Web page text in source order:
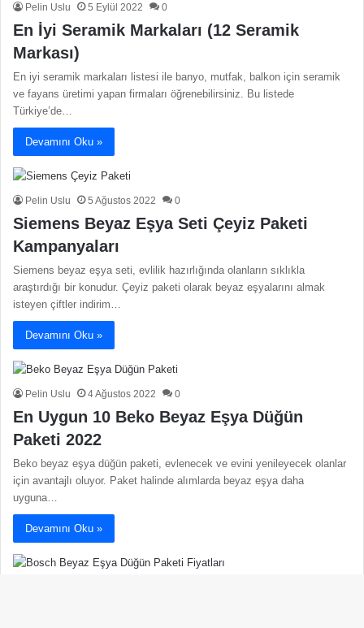
Pelin Uslu 5 Eylül 2022 0
En İyi Seramik Markaları (12 Seramik
Markası)
En iyi seramik markaları listesi ile banyo, mutfak, balkon için seramik
ve fayans üretimi yapan firmaları öğrenebilirsiniz. Bu listede
Türkiye’de…
Devamını Oku »
Pelin Uslu 5 Ağustos 2022 0
Siemens Beyaz Eşya Seti Çeyiz Paketi
Kampanyaları
Siemens beyaz eşya seti, evlilik hazırlığında olanların sıklıkla
araştırdığı bir konudur. Çeyiz paketi olarak beyaz eşyalarını almak
isteyen çiftler indirim…
Devamını Oku »
Pelin Uslu 4 Ağustos 2022 0
En Uygun 10 Beko Beyaz Eşya Düğün
Paketi 2022
Beko beyaz eşya düğün paketi, evlenecek ve evini yenileyecek olanlar
için avantajlı oluyor. Paket halinde alımlarda beyaz eşya daha
uyguna…
Devamını Oku »